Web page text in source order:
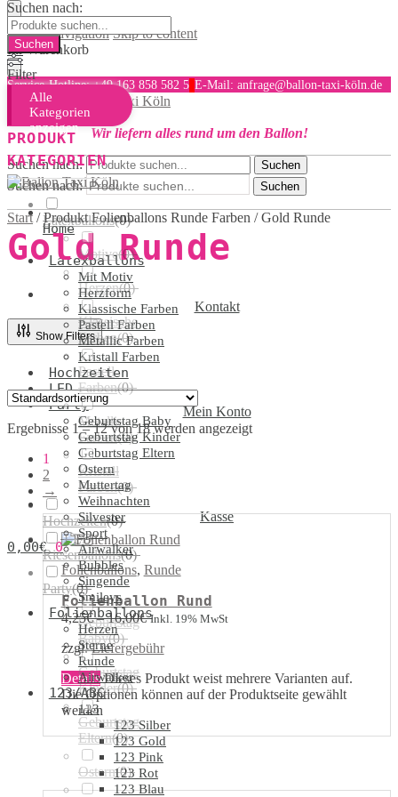
Skip to navigation Skip to content
Ihr Warenkorb
Service-Hotline: +49 163 858 582 5 E-Mail: anfrage@ballon-taxi-köln.de
MENU
Wir liefern alles rund um den Ballon!
Suchen nach: Suchen
Kontakt
Mein Konto
Kasse
0,00€ 0
Suchen nach: Suchen
Home
Latexballons
Mit Motiv
Herzform
Klassische Farben
Pastell Farben
Metallic Farben
Kristall Farben
Hochzeiten
LED
Party
Geburtstag Baby
Geburtstag Kinder
Geburtstag Eltern
Ostern
Muttertag
Weihnachten
Silvester
Sport
Airwalker
Bubbles
Singende
Smileys
Folienballons
Herzen
Sterne
Runde
Airwalker
123/ABC
123
123 Silber
123 Gold
123 Pink
123 Rot
123 Blau
Start /Produkt Folienballons Runde Farben /Gold Runde
Gold Runde
Show Filters
Ergebnisse 1 – 12 von 18 werden angezeigt
1
2
→
Folienballons, Runde
Folienballon Rund
4,25€–16,00€ Inkl. 19% MwSt
zzgl.Liefergebühr
Details Dieses Produkt weist mehrere Varianten auf.
Die Optionen können auf der Produktseite gewählt
werden
Suchen nach:
Alle
Kategorien
anzeigen
Filter
PRODUKT
KATEGORIEN
Latexballons(0)
Motive(0)
Herzen(0)
Klassische
Farben(0)
Pastell
Farben(0)
Metallic
Farben(0)
Kristall
Farben(0)
Hochzeiten(0)
LED
Riesenballons(0)
Party(0)
Geburtstag
Baby(0)
Geburtstag
Kinder(0)
Geburtstag
Eltern(0)
Ostern(0)